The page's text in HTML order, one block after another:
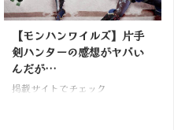
【モンハンワイルズ】片手
剣ハンターの感想がヤバい
んだが…
掲載サイトでチェック